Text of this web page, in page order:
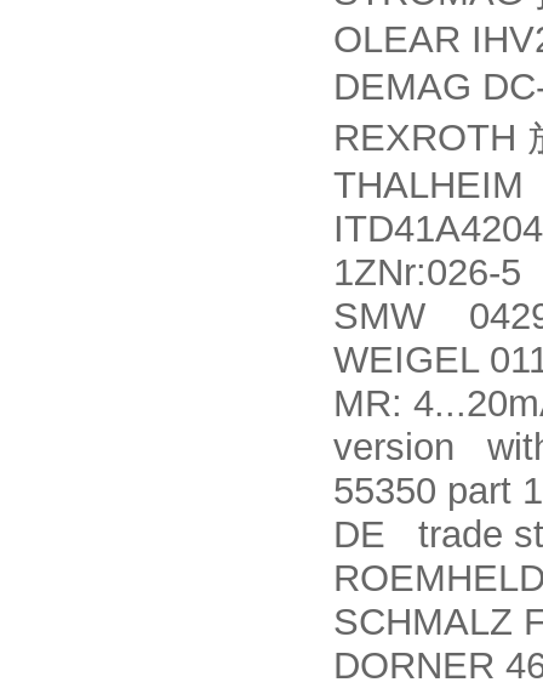
OLEAR
DEMAG
REXROTH
THALHEIM
1ZNr:026-5
SMW
WEIGEL
MR:
version
55350 part
DE trade
SCHMALZ
DORNER